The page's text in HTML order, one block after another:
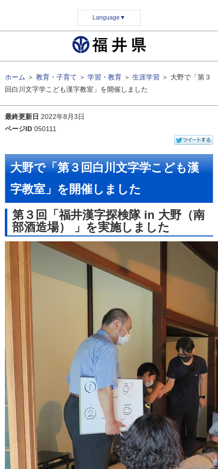
Language ▼
ホーム ＞ 教育・子育て ＞ 学習・教育 ＞ 生涯学習 ＞ 大野で「第３
回白川文字学こども漢字教室」を開催しました
最終更新日 2022年8月3日
ページID 050111
大野で「第３回白川文字学こども漢
字教室」を開催しました
第３回「福井漢字探検隊 in 大野（南
部酒造場） 」を実施しました